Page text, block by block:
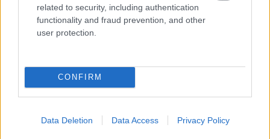
related to security, including authentication
functionality and fraud prevention, and other
user protection.
CONFIRM
Data Deletion Data Access Privacy Policy
Retro szintimánia és erősen vegyes
színvonalú dalcsokor: ma 17 éve
UNIVERSE!